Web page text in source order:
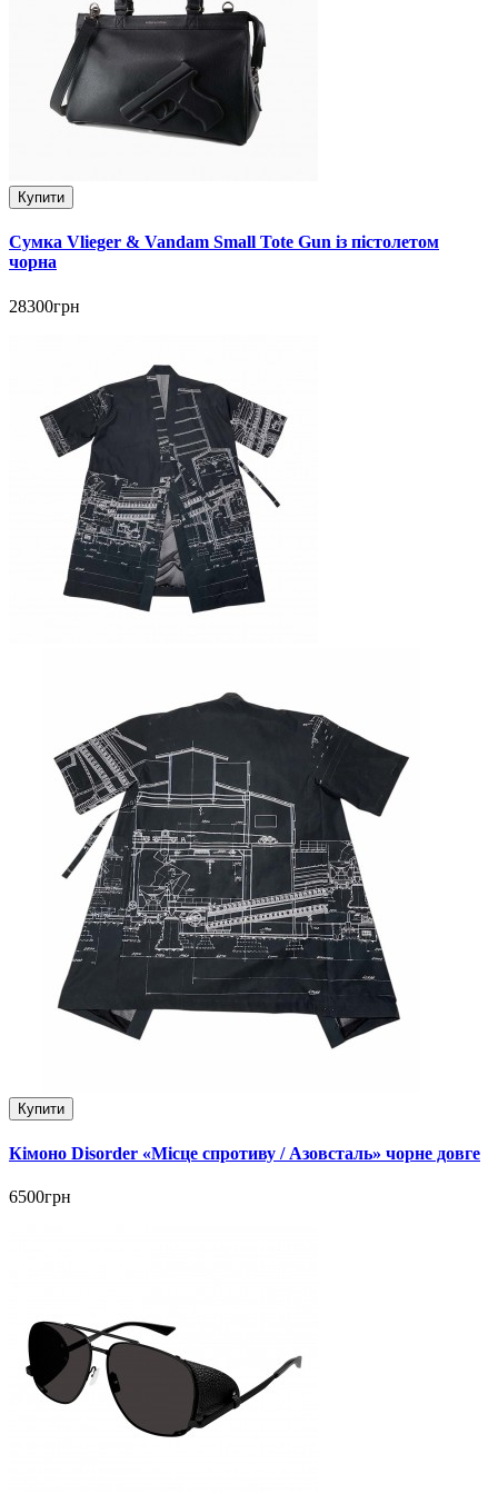
Купити
Сумка Vlieger & Vandam Small Tote Gun із пістолетом
чорна
28300грн
Купити
Кімоно Disorder «Місце спротиву / Азовсталь» чорне довге
6500грн